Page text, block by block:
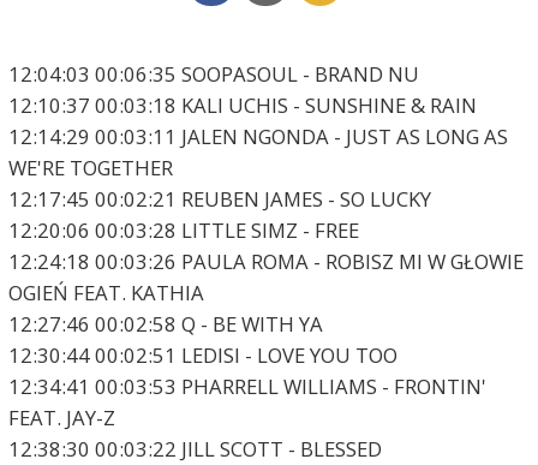
12:04:03 00:06:35 SOOPASOUL - BRAND NU
12:10:37 00:03:18 KALI UCHIS - SUNSHINE & RAIN
12:14:29 00:03:11 JALEN NGONDA - JUST AS LONG AS
WE'RE TOGETHER
12:17:45 00:02:21 REUBEN JAMES - SO LUCKY
12:20:06 00:03:28 LITTLE SIMZ - FREE
12:24:18 00:03:26 PAULA ROMA - ROBISZ MI W GŁOWIE
OGIEŃ FEAT. KATHIA
12:27:46 00:02:58 Q - BE WITH YA
12:30:44 00:02:51 LEDISI - LOVE YOU TOO
12:34:41 00:03:53 PHARRELL WILLIAMS - FRONTIN'
FEAT. JAY-Z
12:38:30 00:03:22 JILL SCOTT - BLESSED